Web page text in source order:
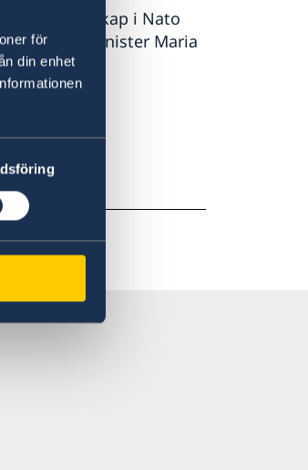
för
din enhet
medlemskap i Nato
utrikesminister Maria